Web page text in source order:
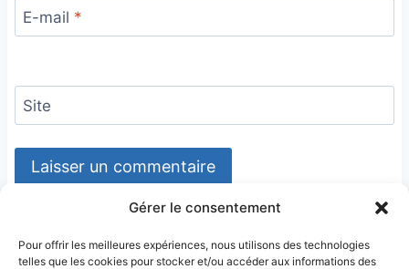
Gérer le consentement
Pour offrir les meilleures expériences, nous utilisons des technologies
telles que les cookies pour stocker et/ou accéder aux informations des
E-mail *
Site